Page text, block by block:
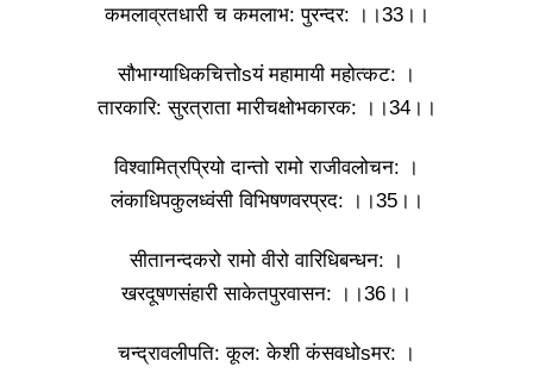
कमलाव्रतधारी च कमलाभ: पुरन्दर: ।।33।।
सौभाग्याधिकचित्तोsयं महामायी महोत्कट: ।
तारकारि: सुरत्राता मारीचक्षोभकारक: ।।34।।
विश्वामित्रप्रियो दान्तो रामो राजीवलोचन: ।
लंकाधिपकुलध्वंसी विभिषणवरप्रद: ।।35।।
सीतानन्दकरो रामो वीरो वारिधिबन्धन: ।
खरदूषणसंहारी साकेतपुरवासन: ।।36।।
चन्द्रावलीपति: कूल: केशी कंसवधोsमर: ।